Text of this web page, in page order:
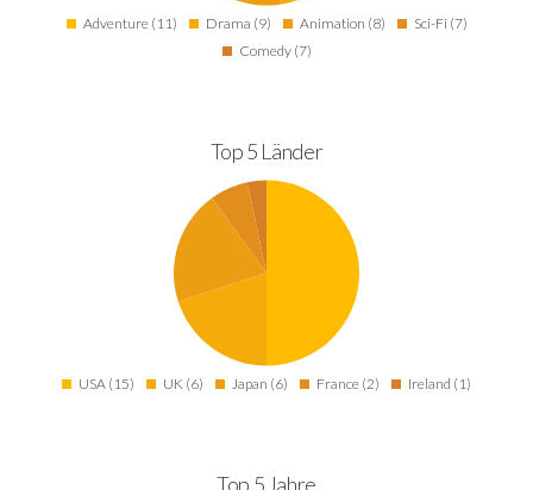
Adventure (11) Drama (9) Animation (8)
Sci-Fi (7)
Comedy (7)
Top 5 Länder
USA (15) UK (6) Japan (6) France (2) Ireland (1)
Top 5 Jahre